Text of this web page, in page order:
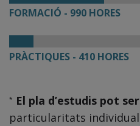
FORMACIÓ - 990 HORES
PRÀCTIQUES - 410 HORES
* El pla d’estudis pot
particularitats